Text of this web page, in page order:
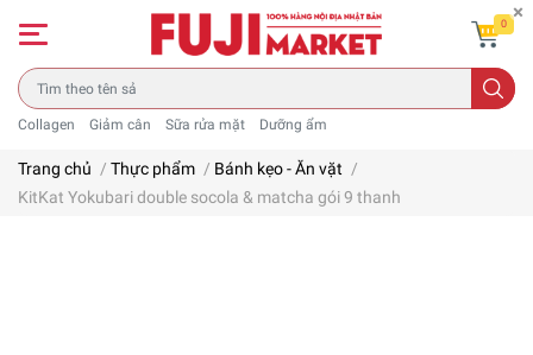
Collagen Giảm cân Sữa rửa mặt Dưỡng ẩm
0
Trang chủ / Thực phẩm / Bánh kẹo - Ăn vặt /
KitKat Yokubari double socola & matcha gói 9 thanh